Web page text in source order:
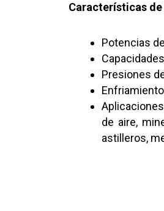
Características
Potencias
Presiones
de aire,
astilleros,